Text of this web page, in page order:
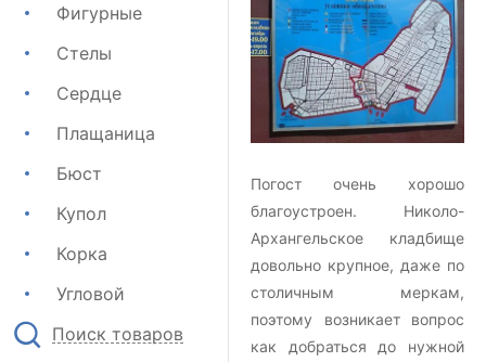
Фигурные
Стелы
Сердце
Плащаница
Бюст
Купол
Корка
Угловой
Поиск товаров
Погост очень хорошо
благоустроен. Николо-
Архангельское кладбище
довольно крупное, даже по
столичным меркам,
поэтому возникает вопрос
как добраться до нужной